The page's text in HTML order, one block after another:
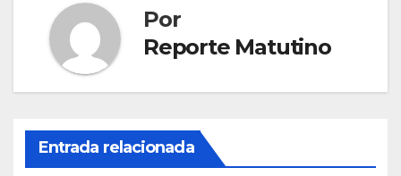
Por
Reporte Matutino
Entrada relacionada